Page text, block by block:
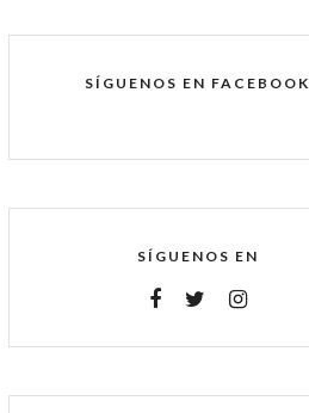
SÍGUENOS EN FACEBOOK
SÍGUENOS EN